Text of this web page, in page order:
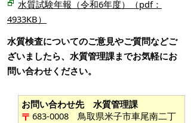
水質試験年報（令和6年度）（pdf：
4933KB）
水質検査についてのご意見やご質問などご
ざいましたら、水質管理課までお気軽にお
問い合わせください。
お問い合わせ先 水質管理課
683-0008 鳥取県米子市車尾南二丁